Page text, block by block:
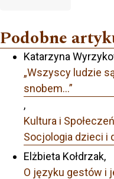
Podobne
Katarzyna
„Wszyscy ludzie
snobem…”
,
Kultura i
Socjologia dzieci i
Elżbieta Kołdrzak,
O języku gestów i